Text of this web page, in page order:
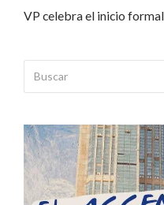
VP celebra el inicio